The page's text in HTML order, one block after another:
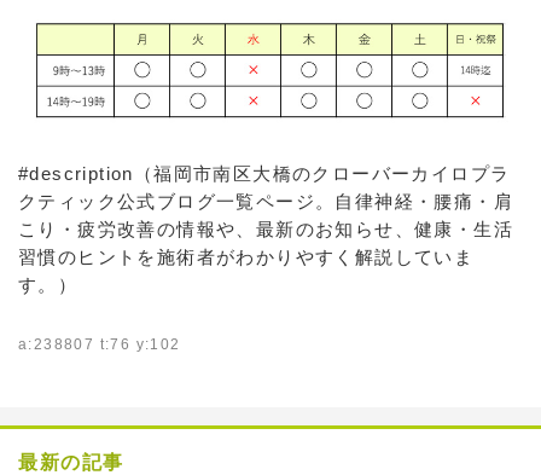
#description（福岡市南区大橋のクローバーカイロプラ
クティック公式ブログ一覧ページ。自律神経・腰痛・肩
こり・疲労改善の情報や、最新のお知らせ、健康・生活
習慣のヒントを施術者がわかりやすく解説していま
す。）
a:238807 t:76 y:102
最新の記事